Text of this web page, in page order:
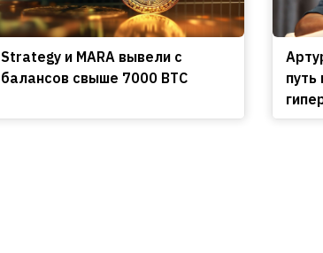
Strategy и MARA вывели с
балансов свыше 7000 BTC
путь